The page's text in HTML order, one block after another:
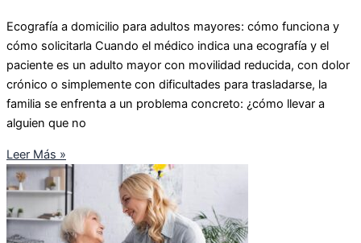
Ecografía a domicilio para adultos mayores: cómo funciona y
cómo solicitarla Cuando el médico indica una ecografía y el
paciente es un adulto mayor con movilidad reducida, con dolor
crónico o simplemente con dificultades para trasladarse, la
familia se enfrenta a un problema concreto: ¿cómo llevar a
alguien que no
Leer Más »